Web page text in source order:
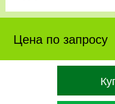
Цена по запросу